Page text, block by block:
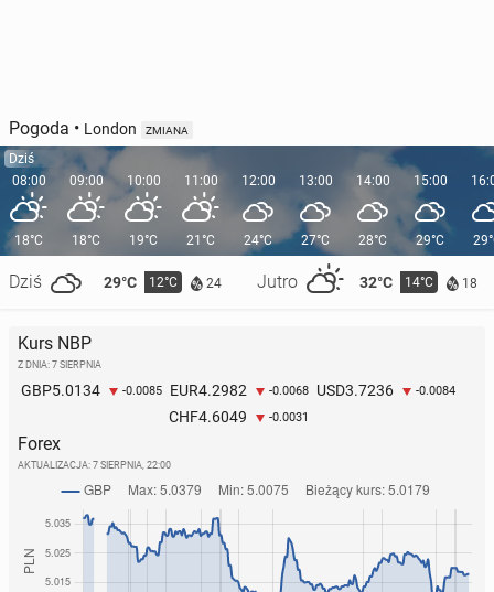
Pogoda • London ZMIANA
Dziś
08:00
18°C
Dziś 29°C 12°C 24 Jutro 32°C 14°C 18
09:00
18°C
10:00
19°C
11:00
21°C
12:00
24°C
13:00
27°C
14:00
28°C
15:00
29°C
Kurs NBP
Z DNIA: 7 SIERPNIA
GBP5.0134 -0.0085 EUR4.2982 -0.0068 USD3.7236 -0.0084
CHF4.6049 -0.0031
Forex
AKTUALIZACJA: 7 SIERPNIA, 22:00